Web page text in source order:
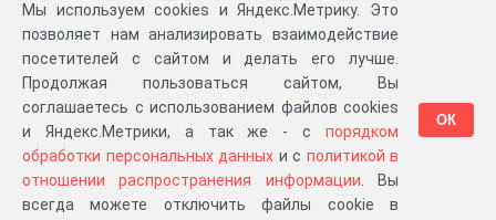
Разработка компании «Великіе предки», 2023-2026 гг. Блог.Суть проекта
Персональные данные.Распространение информации . ЧаВО. Сборка 111.37
Мы используем cookies и Яндекс.Метрику. Это
позволяет нам анализировать взаимодействие
посетителей с сайтом и делать его лучше.
Продолжая пользоваться сайтом, Вы
соглашаетесь с использованием файлов cookies
и Яндекс.Метрики, а так же - с порядком
обработки персональных данных и с политикой в
отношении распространения информации . Вы
всегда можете отключить файлы cookie в
ОК